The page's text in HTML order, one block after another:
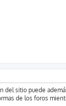
del sitio puede
de los foros